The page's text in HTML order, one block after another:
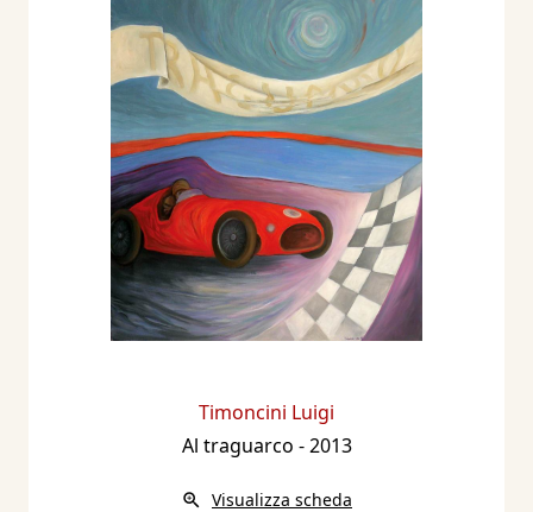
antologica alla Galleria San Fedele di Milano e
al Palazzo delle Esposizioni di Faenza nel 1976;
la vasta rassegna alla Galleria dello Scudo di
Verona a cura di Mario De Micheli nel 1985; la
mostra alla Galleria Forni di Bologna a cura di
P. Levi nel 1987; la mostra antologica al Museo
Civico d'Arte Contemporanea di Gallarate a
cura di G. A. Dell'Acqua e l'esposizione di
incisioni alla Galleria Segno Grafico di Venezia
a cura di Enzo Di Martino nel 1990; la mostra
mostra "Diciotto incisioni per il Duomo di
Milano" al Museo del Duomo di Milano a cura
di E. Brivio nel 1995; la mostra "Paesaggi
Timoncini Luigi
Al traguarco - 2013
Visualizza scheda